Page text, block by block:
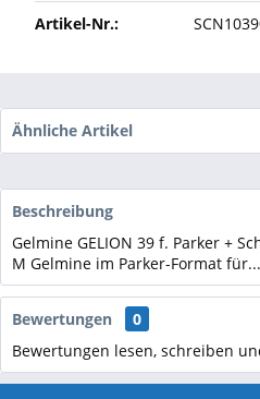
Artikel-Nr.:
Ähnliche Artikel
Beschreibung
Gelmine GELION 39 f. Parker +
M Gelmine im Parker-Format für...
Bewertungen
0
Bewertungen lesen, schreiben